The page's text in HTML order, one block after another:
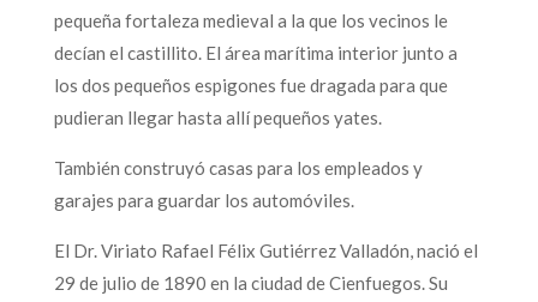
pequeña fortaleza medieval a la que los vecinos le
decían el castillito. El área marítima interior junto a
los dos pequeños espigones fue dragada para que
pudieran llegar hasta allí pequeños yates.
También construyó casas para los empleados y
garajes para guardar los automóviles.
El Dr. Viriato Rafael Félix Gutiérrez Valladón, nació el
29 de julio de 1890 en la ciudad de Cienfuegos. Su